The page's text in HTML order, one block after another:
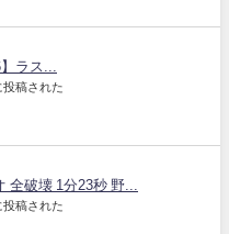
ラス...
投稿された
全破壊 1分23秒 野...
投稿された